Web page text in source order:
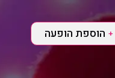
+ הוספת הופעה